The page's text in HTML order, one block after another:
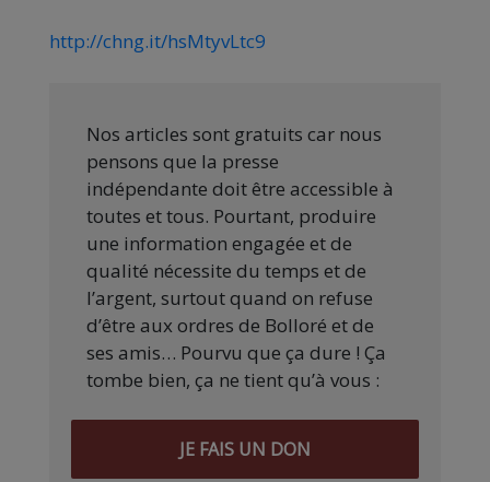
http://chng.it/hsMtyvLtc9
Nos articles sont gratuits car nous
pensons que la presse
indépendante doit être accessible à
toutes et tous. Pourtant, produire
une information engagée et de
qualité nécessite du temps et de
l’argent, surtout quand on refuse
d’être aux ordres de Bolloré et de
ses amis… Pourvu que ça dure ! Ça
tombe bien, ça ne tient qu’à vous :
JE FAIS UN DON